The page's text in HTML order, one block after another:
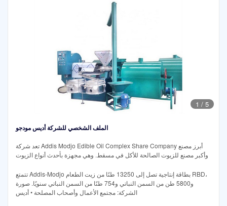
1 / 5
الملف الشخصي للشركة أديس مودجو
تعد شركة Addis Modjo Edible Oil Complex Share Company أبرز مصنع
وأكبر مصنع للزيوت الصالحة للأكل في مسقط. وهي مجهزة بأحدث أنواع الزيوت
تتمتع Addis-Modjo بطاقة إنتاجية تصل إلى 13250 طنًا من زيت الطعام RBD،
و5800 طن من السمن النباتي و754 طنًا من السمن النباتي سنويًا. صورة
الشركة: مجتمع الأعمال وأصحاب المصلحة • أديس